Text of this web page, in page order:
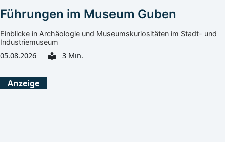
Führungen im Museum Guben
Einblicke in Archäologie und Museumskuriositäten im Stadt- und
Industriemuseum
05.08.2026 3 Min.
Anzeige
Görlitz
Heute